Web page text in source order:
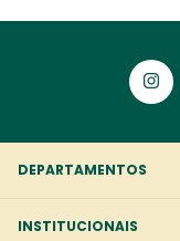
DEPARTAMENTOS
INSTITUCIONAIS